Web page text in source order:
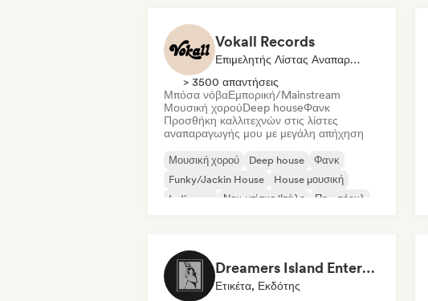
Vokall Records
Επιμελητής Λίστας Αναπαραγωγής
> 3500 απαντήσεις
Μπόσα νόβαΕμπορική/Mainstream
Μουσική χορούDeep houseΦανκ
Προσθήκη καλλιτεχνών στις λίστες
αναπαραγωγής μου με μεγάλη απήχηση
Μουσική χορού Deep house
Φανκ
Funky/Jackin House
House μουσική
Indie pop
Νου-ντίσκο/Ιτάλο Ποπ σόουλ
Dreamers Island Entertainment
Ετικέτα, Εκδότης